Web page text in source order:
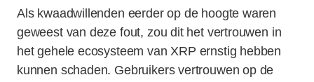
Als kwaadwillenden eerder op de hoogte waren
geweest van deze fout, zou dit het vertrouwen in
het gehele ecosysteem van XRP ernstig hebben
kunnen schaden. Gebruikers vertrouwen op de